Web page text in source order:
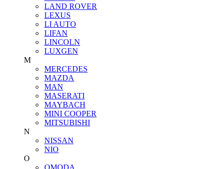
LAND ROVER
LEXUS
LI AUTO
LIFAN
LINCOLN
LUXGEN
M
MERCEDES
MAZDA
MAN
MASERATI
MAYBACH
MINI COOPER
MITSUBISHI
N
NISSAN
NIO
O
OMODA